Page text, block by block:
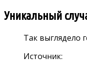
Уникальный
Так выглядело
Источник: